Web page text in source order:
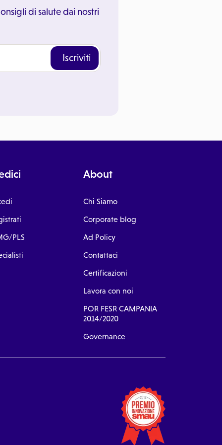
di salute dai nostri
Iscriviti
PLS
About
Chi Siamo
Corporate blog
Ad Policy
Contattaci
Certificazioni
Lavora con noi
POR FESR CAMPANIA
2014/2020
Governance